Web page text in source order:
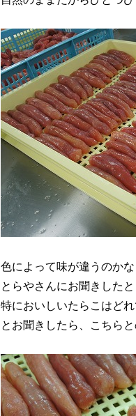
色によって味が違うのかな
とらやさんにお聞きした
特においしいたらこはどれ
とお聞きしたら、こちらと